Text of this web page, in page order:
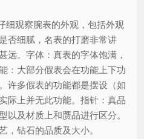
观察腕表的外观，包括外观
否细腻，名表的打磨非常讲
远。字体：真表的字体饱满，
：大部分假表会在功能上下功
许多假表的功能都是摆设（如
际上并无此功能。指针：真品
以及材质上和赝品进行区分。
，钻石的品质及大小。